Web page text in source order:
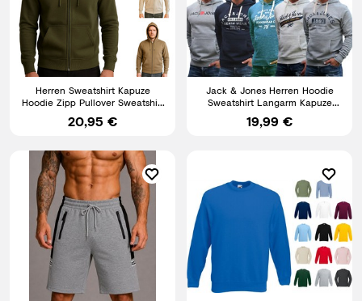
Herren Sweatshirt Kapuze
Hoodie Zipp Pullover Sweatshirt
Basic mit Reisverschluß
20,95 €
Jack & Jones Herren Hoodie
Sweatshirt Langarm Kapuze
Pullover Logo Print NEU
19,99 €